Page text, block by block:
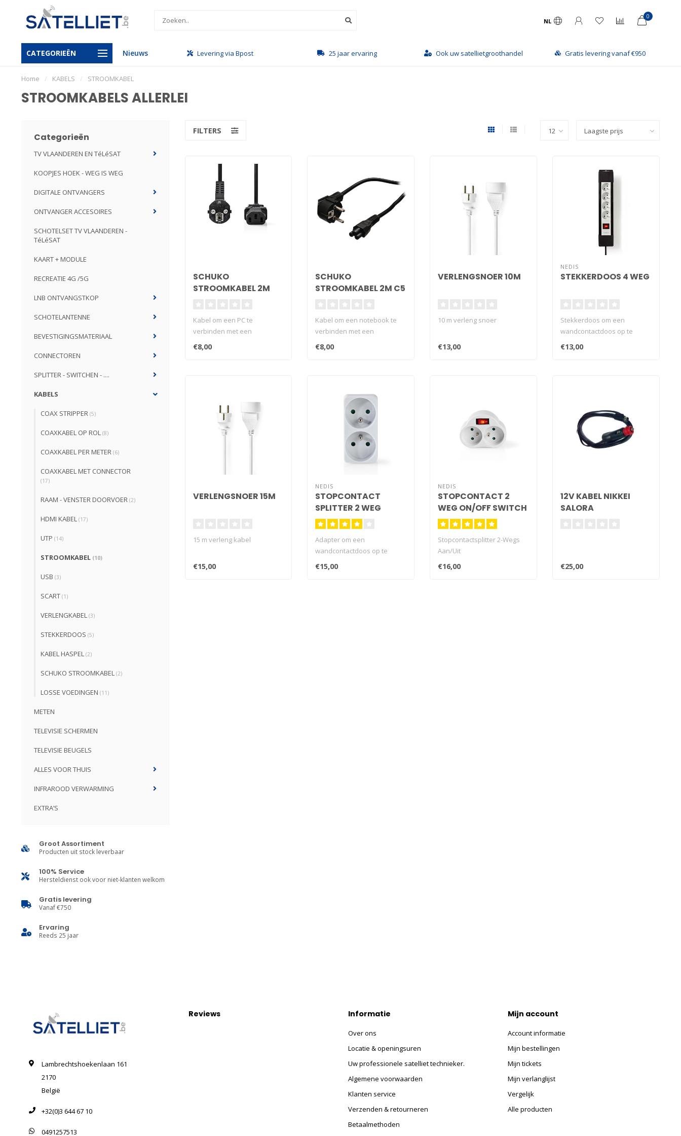
NL
0
CATEGORIEËN Nieuws
Gratis levering vanaf €950 Levering via Bpost 25 jaar ervaring Ook uw satellietgroothandel Gratis levering vanaf €950
Home / KABELS / STROOMKABEL
STROOMKABELS ALLERLEI
Categorieën
TV VLAANDEREN EN TéLéSAT
KOOPJES HOEK - WEG IS WEG
DIGITALE ONTVANGERS
ONTVANGER ACCESOIRES
SCHOTELSET TV VLAANDEREN -
TéLéSAT
KAART + MODULE
RECREATIE 4G /5G
LNB ONTVANGSTKOP
SCHOTELANTENNE
BEVESTIGINGSMATERIAAL
CONNECTOREN
SPLITTER - SWITCHEN - ....
KABELS
COAX STRIPPER (5)
COAXKABEL OP ROL (8)
COAXKABEL PER METER (6)
COAXKABEL MET CONNECTOR
(17)
RAAM - VENSTER DOORVOER (2)
HDMI KABEL (17)
UTP (14)
STROOMKABEL (10)
USB (3)
SCART (1)
VERLENGKABEL (3)
STEKKERDOOS (5)
KABEL HASPEL (2)
SCHUKO STROOMKABEL (2)
LOSSE VOEDINGEN (11)
METEN
TELEVISIE SCHERMEN
TELEVISIE BEUGELS
ALLES VOOR THUIS
INFRAROOD VERWARMING
EXTRA’S
Groot Assortiment
Producten uit stock leverbaar
100% Service
Hersteldienst ook voor niet-klanten welkom
Gratis levering
Vanaf €750
Ervaring
Reeds 25 jaar
FILTERS
SCHUKO
STROOMKABEL 2M
Kabel om een PC te
verbinden met een
stopcontact.
€8,00
SCHUKO
STROOMKABEL 2M C5
Kabel om een notebook te
verbinden met een
stopcontact.
€8,00
VERLENGSNOER 10M
10 m verleng snoer
€13,00
NEDIS
STEKKERDOOS 4 WEG
Stekkerdoos om een
wandcontactdoos op te
splitsen in vier
stopcontacten. De stek..
€13,00
VERLENGSNOER 15M
15 m verleng kabel
€15,00
NEDIS
STOPCONTACT
SPLITTER 2 WEG
Adapter om een
wandcontactdoos op te
splitsen in twee
stopcontacten...
€15,00
NEDIS
STOPCONTACT 2
WEG ON/OFF SWITCH
Stopcontactsplitter 2-Wegs
Aan/Uit
€16,00
12V KABEL NIKKEI
SALORA
€25,00
Lambrechtshoekenlaan 161
2170
België
+32(0)3 644 67 10
0491257513
Reviews Informatie
Over ons
Locatie & openingsuren
Uw professionele satelliet technieker.
Algemene voorwaarden
Klanten service
Verzenden & retourneren
Betaalmethoden
Mijn account
Account informatie
Mijn bestellingen
Mijn tickets
Mijn verlanglijst
Vergelijk
Alle producten